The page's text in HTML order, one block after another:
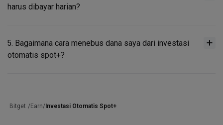
harus dibayar harian?
5. Bagaimana cara menebus dana saya dari investasi
otomatis spot+?
Bitget /Earn/ Investasi Otomatis Spot+